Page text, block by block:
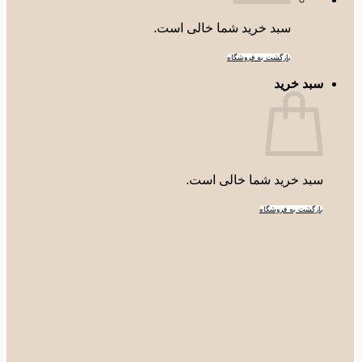
سبد خرید شما خالی است.
بازگشت به فروشگاه
سبد خرید
سبد خرید شما خالی است.
بازگشت به فروشگاه